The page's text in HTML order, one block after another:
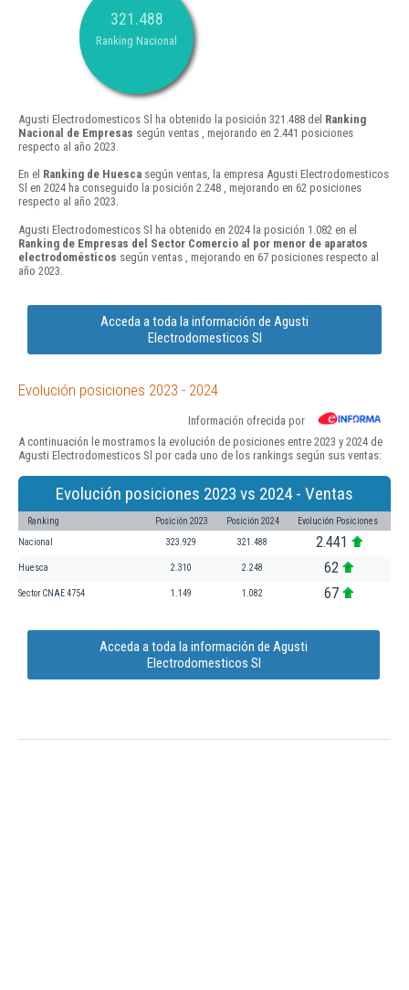
321.488
Ranking Nacional
Agusti Electrodomesticos Sl ha obtenido la posición 321.488 del Ranking
Nacional de Empresas según ventas , mejorando en 2.441 posiciones
respecto al año 2023.
En el Ranking de Huesca según ventas, la empresa Agusti Electrodomesticos
Sl en 2024 ha conseguido la posición 2.248 , mejorando en 62 posiciones
respecto al año 2023.
Agusti Electrodomesticos Sl ha obtenido en 2024 la posición 1.082 en el
Ranking de Empresas del Sector Comercio al por menor de aparatos
electrodomésticos según ventas , mejorando en 67 posiciones respecto al
año 2023.
Acceda a toda la información de Agusti
Electrodomesticos Sl
Evolución posiciones 2023 - 2024
Información ofrecida por
A continuación le mostramos la evolución de posiciones entre 2023 y 2024 de
Agusti Electrodomesticos Sl por cada uno de los rankings según sus ventas:
Evolución posiciones 2023 vs 2024 - Ventas
Ranking Posición 2023 Posición 2024 Evolución Posiciones
Nacional 323.929 321.488 2.441
Huesca 2.310 2.248 62
Sector CNAE 4754 1.149 1.082 67
Acceda a toda la información de Agusti
Electrodomesticos Sl